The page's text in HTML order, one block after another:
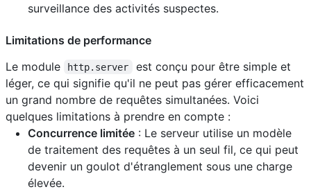
surveillance des activités suspectes.
Limitations de performance
Le module
http.server
est conçu pour être simple et
léger, ce qui signifie qu'il ne peut pas gérer efficacement
un grand nombre de requêtes simultanées. Voici
quelques limitations à prendre en compte :
Concurrence limitée : Le serveur utilise un modèle
de traitement des requêtes à un seul fil, ce qui peut
devenir un goulot d'étranglement sous une charge
élevée.